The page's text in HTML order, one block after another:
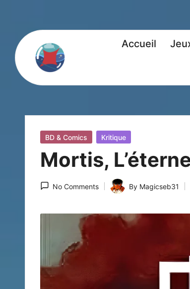
Accueil
Posted
BD & Comics Kritique
Mortis,
No Comments
Posted
By Magicseb31